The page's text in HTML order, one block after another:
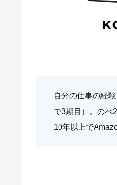
自分の仕事の経
で3期目）。のべ
10年以上で